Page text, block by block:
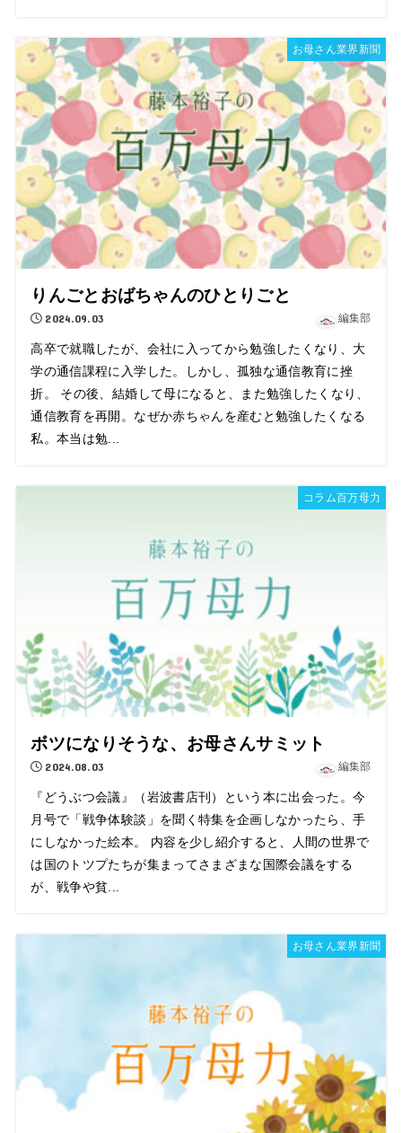
お母さん業界新聞
りんごとおばちゃんのひとりごと
2024.09.03 編集部
高卒で就職したが、会社に入ってから勉強したくなり、大
学の通信課程に入学した。しかし、孤独な通信教育に挫
折。 その後、結婚して母になると、また勉強したくなり、
通信教育を再開。なぜか赤ちゃんを産むと勉強したくなる
私。本当は勉...
コラム百万母力
ボツになりそうな、お母さんサミット
2024.08.03 編集部
『どうぶつ会議』（岩波書店刊）という本に出会った。今
月号で「戦争体験談」を聞く特集を企画しなかったら、手
にしなかった絵本。 内容を少し紹介すると、人間の世界で
は国のトツプたちが集まってさまざまな国際会議をする
が、戦争や貧...
お母さん業界新聞